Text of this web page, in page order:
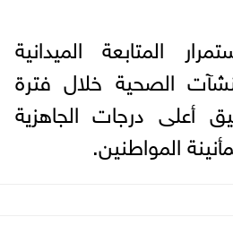
المتابعة الميدانية
الصحية خلال فترة
أعلى درجات الجاهزية
المواطنين.